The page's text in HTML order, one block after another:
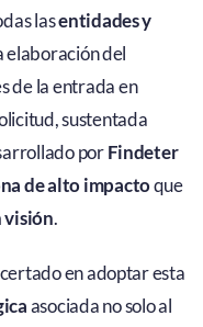
lasentidades y
elaboración del
de la entrada en
sustentada
porFindeter
de alto impactoque
visión.
en adoptar esta
asociada no solo al